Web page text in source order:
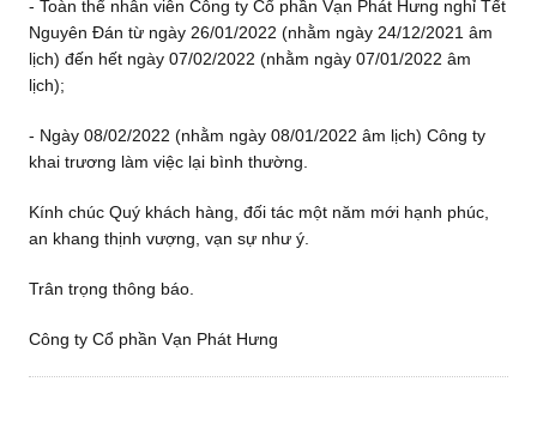
- Toàn thể nhân viên Công ty Cổ phần Vạn Phát Hưng nghỉ Tết
Nguyên Đán từ ngày 26/01/2022 (nhằm ngày 24/12/2021 âm
lịch) đến hết ngày 07/02/2022 (nhằm ngày 07/01/2022 âm
lịch);
- Ngày 08/02/2022 (nhằm ngày 08/01/2022 âm lịch) Công ty
khai trương làm việc lại bình thường.
Kính chúc Quý khách hàng, đối tác một năm mới hạnh phúc,
an khang thịnh vượng, vạn sự như ý.
Trân trọng thông báo.
Công ty Cổ phần Vạn Phát Hưng